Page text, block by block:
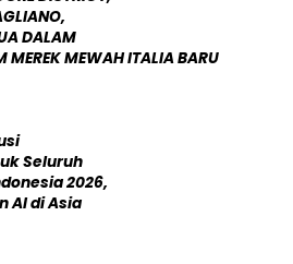
DALAM
MEREK MEWAH ITALIA BARU
Seluruh
2026,
AI di Asia